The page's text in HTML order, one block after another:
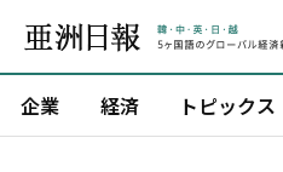
企業 経済 トピックス